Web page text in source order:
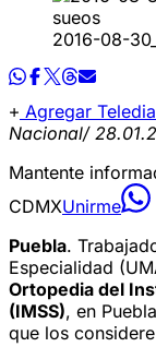
2016-08-
Agregar
Nacional/
Mantente
CDMXUnirme
Puebla.
Especialidad
Ortopedia del
(IMSS), en
que los